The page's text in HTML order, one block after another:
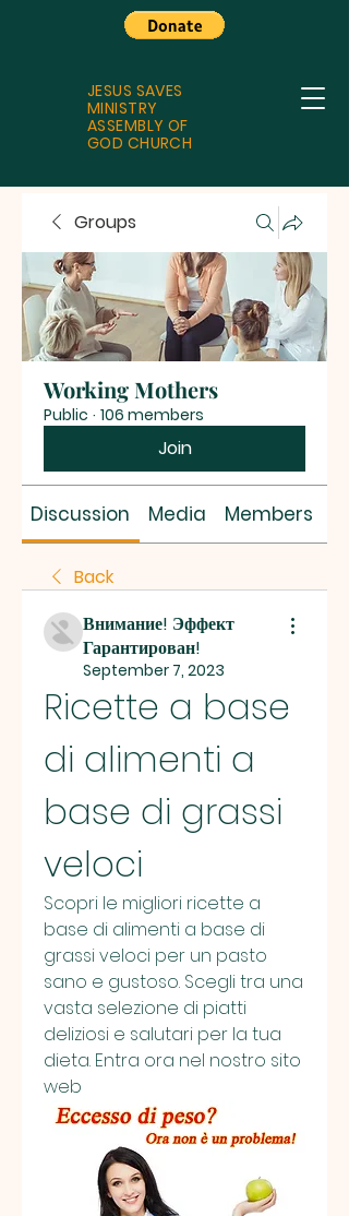
JESUS SAVES
MINISTRY
ASSEMBLY OF
GOD CHURCH
Groups
Working Mothers
Public · 106 members
Join
Discussion Media Members
Back
Внимание! Эффект
Гарантирован!
September 7, 2023
Ricette a base
di alimenti a
base di grassi
veloci
Scopri le migliori ricette a
base di alimenti a base di
grassi veloci per un pasto
sano e gustoso. Scegli tra una
vasta selezione di piatti
deliziosi e salutari per la tua
dieta. Entra ora nel nostro sito
web